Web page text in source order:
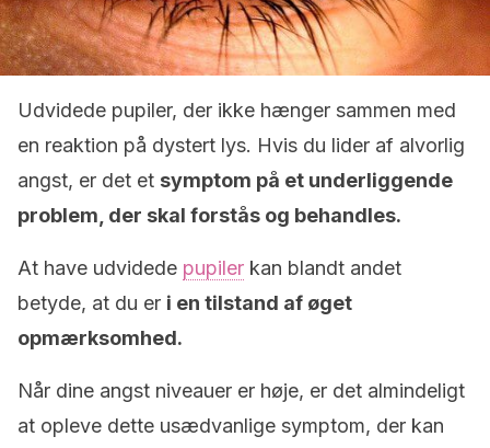
Udvidede pupiler, der ikke hænger sammen med
en reaktion på dystert lys. Hvis du lider af alvorlig
angst, er det et symptom på et underliggende
problem, der skal forstås og behandles.
At have udvidede pupiler kan blandt andet
betyde, at du er i en tilstand af øget
opmærksomhed.
Når dine angst niveauer er høje, er det almindeligt
at opleve dette usædvanlige symptom, der kan